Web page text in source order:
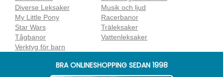
Diverse Leksaker
Musik och ljud
My Little Pony
Racerbanor
Star Wars
Träleksaker
Tågbanor
Vattenleksaker
Verktyg för barn
BRA ONLINESHOPPING SEDAN 1998